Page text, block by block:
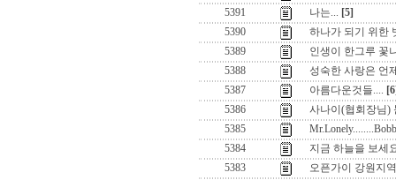
5391
나는... [5]
5390
하나가 되기 위한
5389
인생이 한그루 꽃
5388
성숙한 사랑은 언
5387
아름다운것들....
5386
사나이(협회장님)
5385
5384
지금 하늘을 보세
5383
오픈가이 강원지